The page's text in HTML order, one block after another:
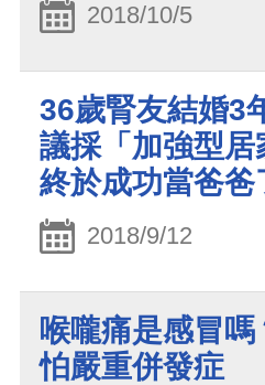
2018/10/5
36歲腎友結婚3
議採「加強型居
終於成功當爸爸
2018/9/12
喉嚨痛是感冒
怕嚴重併發症